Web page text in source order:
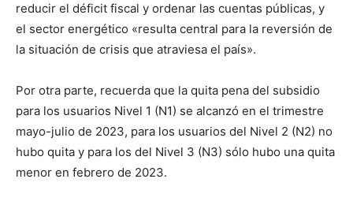
reducir el déficit fiscal y ordenar las cuentas públicas, y
el sector energético «resulta central para la reversión de
la situación de crisis que atraviesa el país».
Por otra parte, recuerda que la quita pena del subsidio
para los usuarios Nivel 1 (N1) se alcanzó en el trimestre
mayo-julio de 2023, para los usuarios del Nivel 2 (N2) no
hubo quita y para los del Nivel 3 (N3) sólo hubo una quita
menor en febrero de 2023.